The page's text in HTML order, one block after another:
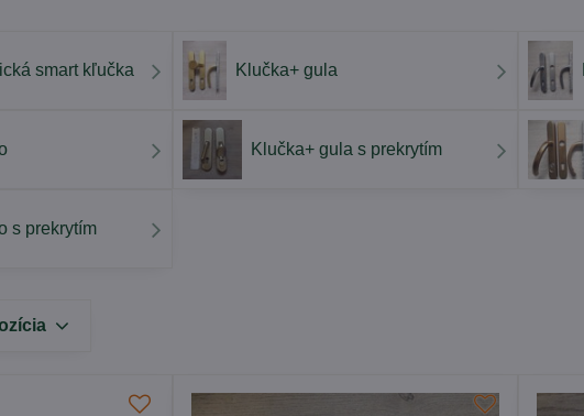
smart kľučka Klučka+ gula
Klučka+ gula s prekrytím
s prekrytím